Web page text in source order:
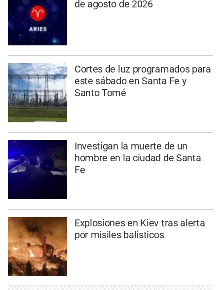
de agosto de 2026
Cortes de luz programados para
este sábado en Santa Fe y
Santo Tomé
Investigan la muerte de un
hombre en la ciudad de Santa
Fe
Explosiones en Kiev tras alerta
por misiles balísticos